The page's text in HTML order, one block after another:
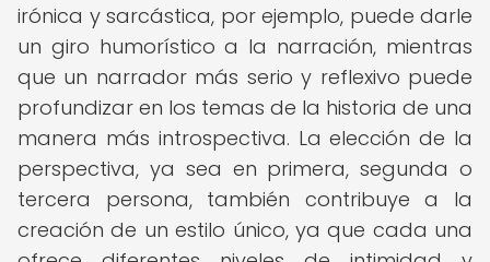
irónica y sarcástica, por ejemplo, puede darle
un giro humorístico a la narración, mientras
que un narrador más serio y reflexivo puede
profundizar en los temas de la historia de una
manera más introspectiva. La elección de la
perspectiva, ya sea en primera, segunda o
tercera persona, también contribuye a la
creación de un estilo único, ya que cada una